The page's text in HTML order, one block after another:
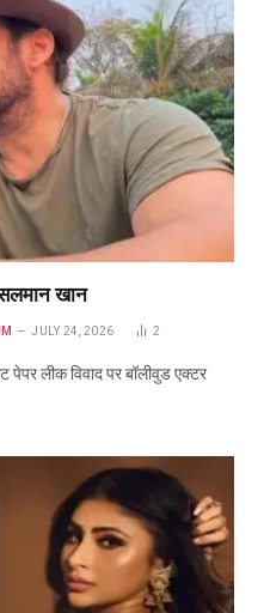
खान
JULY 24, 2026 2
लीक विवाद पर बॉलीवुड एक्टर